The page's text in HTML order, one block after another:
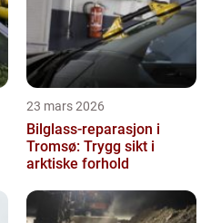
23 mars 2026
Bilglass-reparasjon i
Tromsø: Trygg sikt i
arktiske forhold